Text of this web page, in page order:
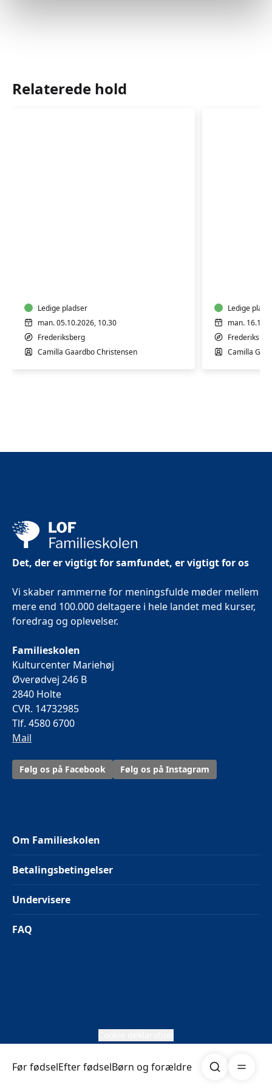
Før fødselEfter fødselBørn og forældre Søg
Relaterede hold
børnLedige pladser
man. 05.10.2026, 10.30
Frederiksberg
Camilla Gaardbo Christensen
børn
Ledige
man.
Camilla
Det, der er vigtigt for samfundet, er vigtigt for os
Vi skaber rammerne for meningsfulde møder mellem
mere end 100.000 deltagere i hele landet med kurser,
foredrag og oplevelser.
Familieskolen
Kulturcenter Mariehøj
Øverødvej 246 B
2840 Holte
CVR. 14732985
Tlf. 4580 6700
Mail
Følg os på Facebook Følg os på Instagram
Om Familieskolen
Betalingsbetingelser
Undervisere
FAQ